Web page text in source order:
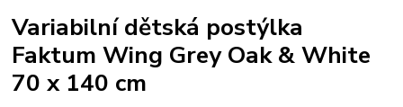
Variabilní dětská postýlka
Faktum Wing Grey Oak & White
70 x 140 cm